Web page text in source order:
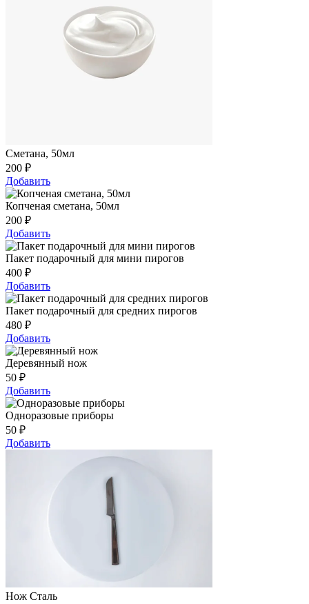
Сметана, 50мл
200 ₽
Добавить
Копченая сметана, 50мл
200 ₽
Добавить
Пакет подарочный для мини пирогов
400 ₽
Добавить
Пакет подарочный для средних пирогов
480 ₽
Добавить
Деревянный нож
50 ₽
Добавить
Одноразовые приборы
50 ₽
Добавить
Нож Сталь